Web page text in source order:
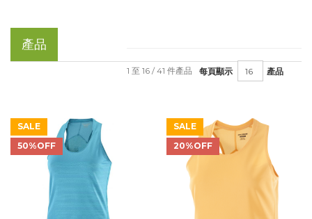
產品
每頁顯示 產品
1 至 16 / 41 件產品
SALE
50%OFF
SALE
20%OFF